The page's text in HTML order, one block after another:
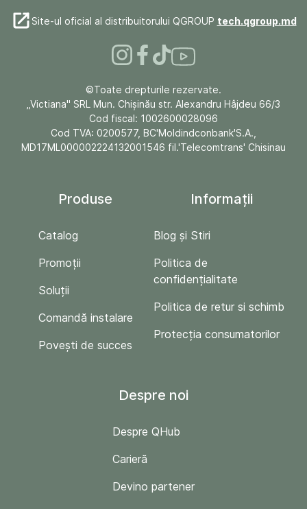
Site-ul oficial al distribuitorului QGROUP tech.qgroup.md
©Toate drepturile rezervate.
„Victiana" SRL Mun. Chişinău str. Alexandru Hâjdeu 66/3
Cod fiscal: 1002600028096
Cod TVA: 0200577, BC'Moldindconbank'S.A.,
MD17ML000002224132001546 fil.'Telecomtrans' Chisinau
Produse
Catalog
Promoții
Soluții
Comandă instalare
Povești de succes
Informații
Blog și Stiri
Politica de
confidențialitate
Politica de retur si schimb
Protecția consumatorilor
Despre noi
Despre QHub
Carieră
Devino partener